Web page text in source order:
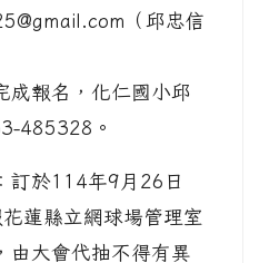
（邱忠信
成報名，化仁國小邱
485328。
訂於114年9月26日
蓮縣立網球場管理室
由大會代抽不得有異